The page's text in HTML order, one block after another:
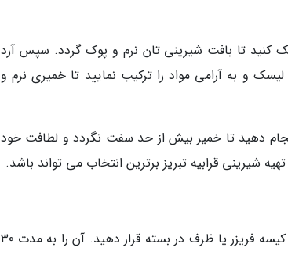
کنید تا بافت شیرینی تان نرم و پوک گردد. سپس آرد
و به آرامی مواد را ترکیب نمایید تا خمیری نرم و
دهید تا خمیر بیش از حد سفت نگردد و لطافت خود
شیرینی قرابیه تبریز برترین انتخاب می تواند باشد.
در سومین مرحله از طرز تهیه چای چورگی، خمیر آماده شده را داخل کیسه فریزر یا ظرف در بسته قرار دهید. آن را به مدت 30